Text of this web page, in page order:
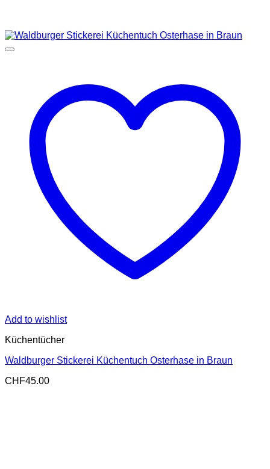
Add to wishlist
Küchentücher
Waldburger Stickerei Küchentuch Osterhase in Braun
CHF45.00